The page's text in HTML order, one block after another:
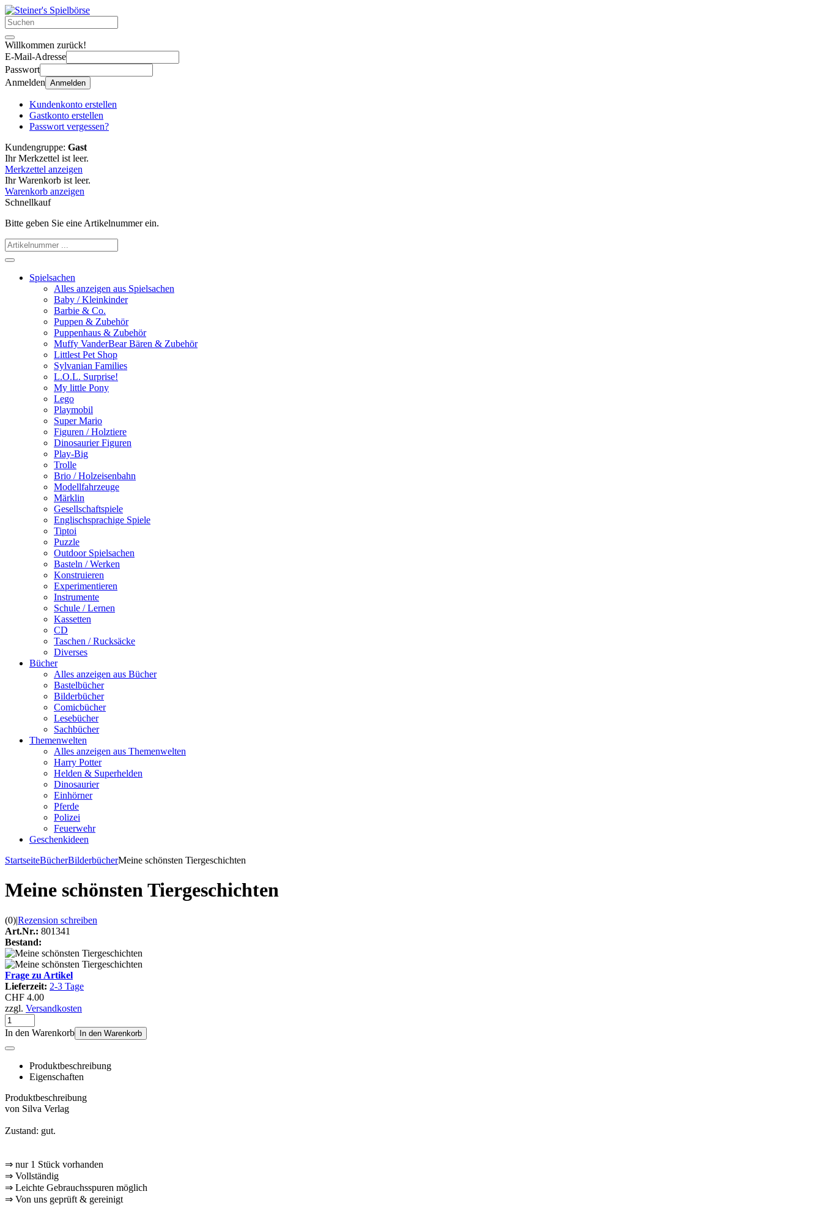
Willkommen zurück!
E-Mail-Adresse
Passwort
Anmelden Anmelden
Kundenkonto erstellen
Gastkonto erstellen
Passwort vergessen?
Kundengruppe: Gast
Ihr Merkzettel ist leer.
Merkzettel anzeigen
Ihr Warenkorb ist leer.
Warenkorb anzeigen
Schnellkauf
Bitte geben Sie eine Artikelnummer ein.
Spielsachen
Alles anzeigen aus Spielsachen
Baby / Kleinkinder
Barbie & Co.
Puppen & Zubehör
Puppenhaus & Zubehör
Muffy VanderBear Bären & Zubehör
Littlest Pet Shop
Sylvanian Families
L.O.L. Surprise!
My little Pony
Lego
Playmobil
Super Mario
Figuren / Holztiere
Dinosaurier Figuren
Play-Big
Trolle
Brio / Holzeisenbahn
Modellfahrzeuge
Märklin
Gesellschaftspiele
Englischsprachige Spiele
Tiptoi
Puzzle
Outdoor Spielsachen
Basteln / Werken
Konstruieren
Experimentieren
Instrumente
Schule / Lernen
Kassetten
CD
Taschen / Rucksäcke
Diverses
Bücher
Alles anzeigen aus Bücher
Bastelbücher
Bilderbücher
Comicbücher
Lesebücher
Sachbücher
Themenwelten
Alles anzeigen aus Themenwelten
Harry Potter
Helden & Superhelden
Dinosaurier
Einhörner
Pferde
Polizei
Feuerwehr
Geschenkideen
StartseiteBücherBilderbücherMeine schönsten Tiergeschichten
Meine schönsten Tiergeschichten
(0)|Rezension schreiben
Art.Nr.: 801341
Bestand:
Frage zu Artikel
Lieferzeit: 2-3 Tage
CHF 4.00
zzgl. Versandkosten
In den Warenkorb In den Warenkorb
Produktbeschreibung
Eigenschaften
Produktbeschreibung
von Silva Verlag
Zustand: gut.
⇒ nur 1 Stück vorhanden
⇒ Vollständig
⇒ ️ Leichte Gebrauchsspuren möglich
⇒ Von uns geprüft & gereinigt